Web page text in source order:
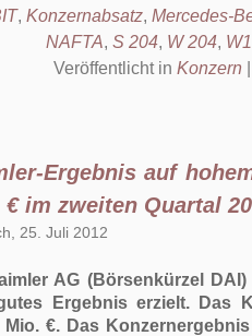
, Konzernabsatz, Mercedes-
NAFTA, S 204, W 204,
Veröffentlicht in Konzern
Ergebnis auf
€ im zweiten Quartal
25. Juli 2012
AG (Börsenkürzel
Ergebnis erzielt. Das
Mio. €. Das